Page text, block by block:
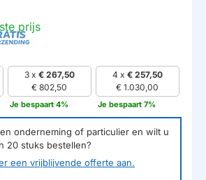
prijs
3 x € 267,50
€ 802,50
Je bespaart 4%
4 x € 257,50
€ 1.030,00
Je bespaart 7%
onderneming of particulier en wilt u
20 stuks bestellen?
een vrijblijvende offerte aan.